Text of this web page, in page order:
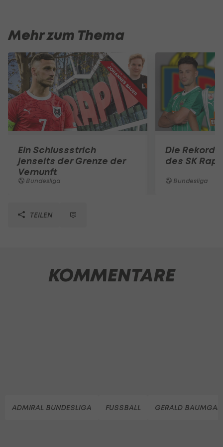
Mehr zum Thema
Ein Schlussstrich
jenseits der Grenze der
Vernunft
Bundesliga
Die Rekord-
des SK
Bundesliga
TEILEN
KOMMENTARE
ADMIRAL BUNDESLIGA FUSSBALL GERALD